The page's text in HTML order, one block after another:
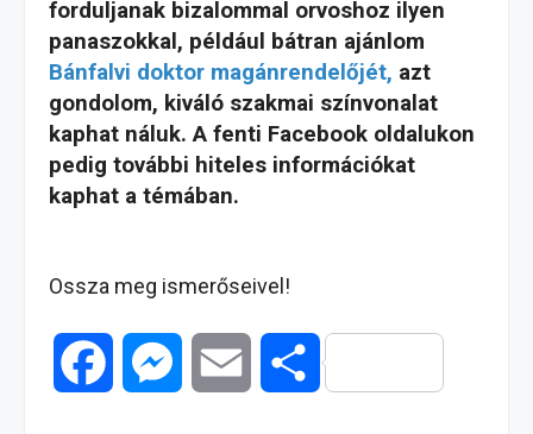
forduljanak bizalommal orvoshoz ilyen
panaszokkal, például bátran ajánlom
Bánfalvi doktor magánrendelőjét, azt
gondolom, kiváló szakmai színvonalat
kaphat náluk. A fenti Facebook oldalukon
pedig további hiteles információkat
kaphat a témában.
Ossza meg ismerőseivel!
O